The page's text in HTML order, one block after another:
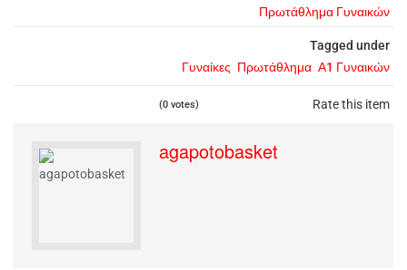
Πρωτάθλημα Γυναικών
Tagged under
Γυναίκες Πρωτάθλημα Α1 Γυναικών
Rate this item
(0 votes)
agapotobasket